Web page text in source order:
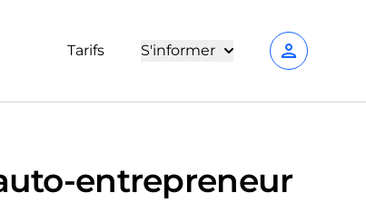
Tarifs S'informer person
entrepreneur